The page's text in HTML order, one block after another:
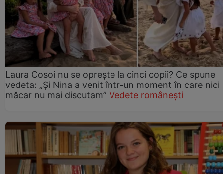
Laura Cosoi nu se oprește la cinci copii? Ce spune
vedeta: „Și Nina a venit într-un moment în care nici
măcar nu mai discutam” Vedete românești